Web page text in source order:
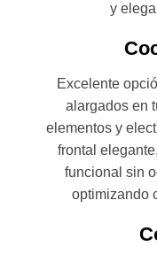
y
Excelente
alargados en
elementos y
frontal
funcional sin
optimizando